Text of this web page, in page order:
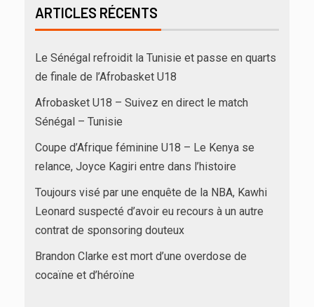
ARTICLES RÉCENTS
Le Sénégal refroidit la Tunisie et passe en quarts
de finale de l’Afrobasket U18
Afrobasket U18 – Suivez en direct le match
Sénégal – Tunisie
Coupe d’Afrique féminine U18 – Le Kenya se
relance, Joyce Kagiri entre dans l’histoire
Toujours visé par une enquête de la NBA, Kawhi
Leonard suspecté d’avoir eu recours à un autre
contrat de sponsoring douteux
Brandon Clarke est mort d’une overdose de
cocaïne et d’héroïne